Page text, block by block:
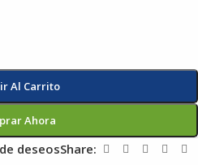
Al Carrito
Ahora
deseosShare: